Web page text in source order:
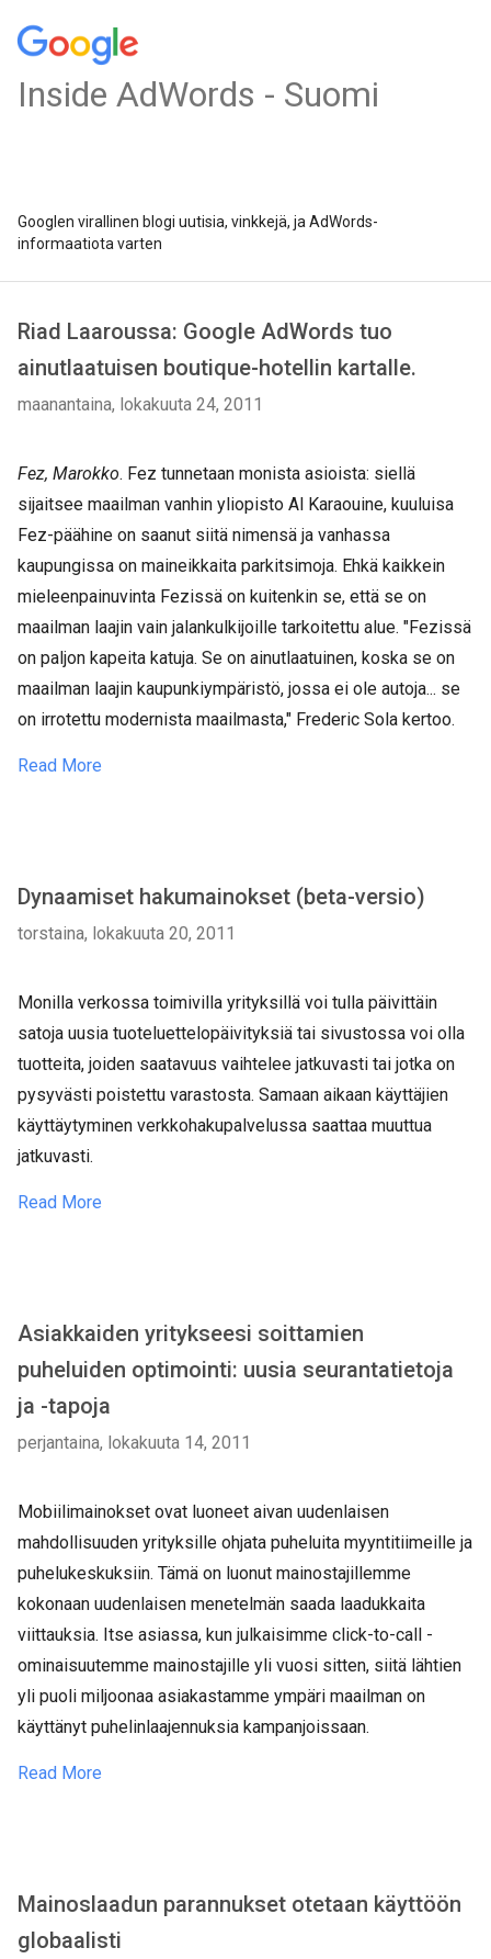
Inside AdWords - Suomi
Googlen virallinen blogi uutisia, vinkkejä, ja AdWords-
informaatiota varten
Riad Laaroussa: Google AdWords tuo
ainutlaatuisen boutique-hotellin kartalle.
maanantaina, lokakuuta 24, 2011
Fez, Marokko. Fez tunnetaan monista asioista: siellä
sijaitsee maailman vanhin yliopisto Al Karaouine, kuuluisa
Fez-päähine on saanut siitä nimensä ja vanhassa
kaupungissa on maineikkaita parkitsimoja. Ehkä kaikkein
mieleenpainuvinta Fezissä on kuitenkin se, että se on
maailman laajin vain jalankulkijoille tarkoitettu alue. "Fezissä
on paljon kapeita katuja. Se on ainutlaatuinen, koska se on
maailman laajin kaupunkiympäristö, jossa ei ole autoja... se
on irrotettu modernista maailmasta," Frederic Sola kertoo.
Read More
Dynaamiset hakumainokset (beta-versio)
torstaina, lokakuuta 20, 2011
Monilla verkossa toimivilla yrityksillä voi tulla päivittäin
satoja uusia tuoteluettelopäivityksiä tai sivustossa voi olla
tuotteita, joiden saatavuus vaihtelee jatkuvasti tai jotka on
pysyvästi poistettu varastosta. Samaan aikaan käyttäjien
käyttäytyminen verkkohakupalvelussa saattaa muuttua
jatkuvasti.
Read More
Asiakkaiden yritykseesi soittamien
puheluiden optimointi: uusia seurantatietoja
ja -tapoja
perjantaina, lokakuuta 14, 2011
Mobiilimainokset ovat luoneet aivan uudenlaisen
mahdollisuuden yrityksille ohjata puheluita myyntitiimeille ja
puhelukeskuksiin. Tämä on luonut mainostajillemme
kokonaan uudenlaisen menetelmän saada laadukkaita
viittauksia. Itse asiassa, kun julkaisimme click-to-call -
ominaisuutemme mainostajille yli vuosi sitten, siitä lähtien
yli puoli miljoonaa asiakastamme ympäri maailman on
käyttänyt puhelinlaajennuksia kampanjoissaan.
Read More
Mainoslaadun parannukset otetaan käyttöön
globaalisti